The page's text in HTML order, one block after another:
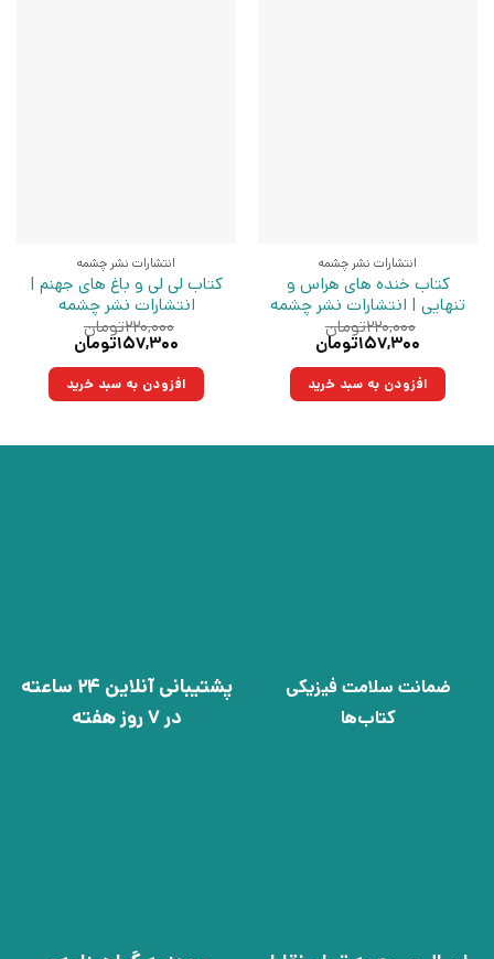
انتشارات نشر چشمه
کتاب خنده های هراس و
تنهایی | انتشارات نشر چشمه
۲۲۰,۰۰۰تومان
قیمت
۲۲۰,۰۰۰تومان
بود.
۱۵۷,۳۰۰تومان
۱۵۷,۳۰۰تومان.افزودن به سبد خرید
انتشارات نشر چشمه
کتاب لی لی و باغ های جهنم |
انتشارات نشر چشمه
۲۲۰,۰۰۰تومان
قیمت
۲۲۰,۰۰۰تومان
بود.
۱۵۷,۳۰۰تومان
۱۵۷,۳۰۰تومان.افزودن به سبد خرید
ضمانت سلامت فیزیکی
کتاب‌ها
پشتیبانی آنلاین 24 ساعته
در 7 روز هفته